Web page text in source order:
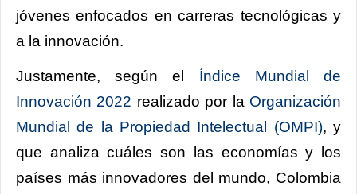
jóvenes enfocados en carreras tecnológicas y
a la innovación.
Justamente, según el Índice Mundial de
Innovación 2022 realizado por la Organización
Mundial de la Propiedad Intelectual (OMPI), y
que analiza cuáles son las economías y los
países más innovadores del mundo, Colombia